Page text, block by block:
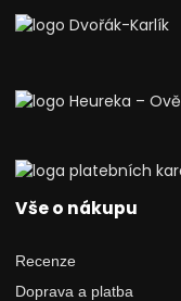
Vše o nákupu
Recenze
Doprava a platba